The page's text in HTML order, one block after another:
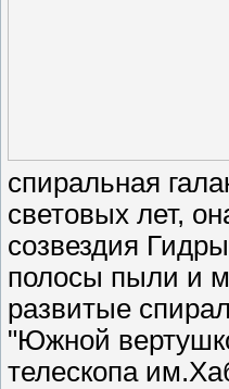
спиральная
световых лет,
созвездия
полосы пыли и
развитые
"Южной
телескопа